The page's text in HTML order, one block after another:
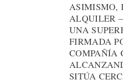
ASIMISMO,
ALQUILER
UNA
FIRMADA
COMPAÑÍA
SITÚA